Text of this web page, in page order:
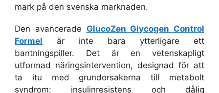
mark på den svenska marknaden.
Den avancerade GlucoZen Glycogen Control
Formel är inte bara ytterligare ett
bantningspiller. Det är en vetenskapligt
utformad näringsintervention, designad för att
ta itu med grundorsakerna till metabolt
syndrom: insulinresistens och dålig